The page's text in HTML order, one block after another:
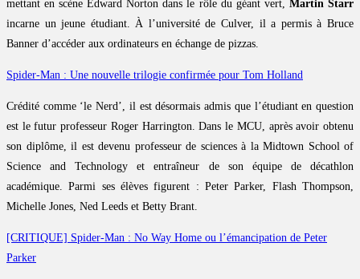
mettant en scène Edward Norton dans le rôle du géant vert, Martin Starr
incarne un jeune étudiant. À l’université de Culver, il a permis à Bruce
Banner d’accéder aux ordinateurs en échange de pizzas.
Spider-Man : Une nouvelle trilogie confirmée pour Tom Holland
Crédité comme ‘le Nerd’, il est désormais admis que l’étudiant en question
est le futur professeur Roger Harrington. Dans le MCU, après avoir obtenu
son diplôme, il est devenu professeur de sciences à la Midtown School of
Science and Technology et entraîneur de son équipe de décathlon
académique. Parmi ses élèves figurent : Peter Parker, Flash Thompson,
Michelle Jones, Ned Leeds et Betty Brant.
[CRITIQUE] Spider-Man : No Way Home ou l’émancipation de Peter
Parker